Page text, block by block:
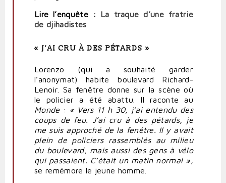
Lire l’enquête : La traque d’une fratrie
de djihadistes
« J’AI CRU À DES PÉTARDS »
Lorenzo (qui a souhaitégarder
l’anonymat) habite boulevard Richard-
Lenoir. Sa fenêtre donne sur la scène où
le policier a été abattu. Il raconte au
Monde : « Vers 11 h 30, j’ai entendu des
coups de feu. J’ai cru à des pétards, je
me suis approché de la fenêtre. Il y avait
plein de policiers rassemblés au milieu
du boulevard, mais aussi des gensà vélo
qui passaient. C’était un matin normal »,
se remémore le jeune homme.